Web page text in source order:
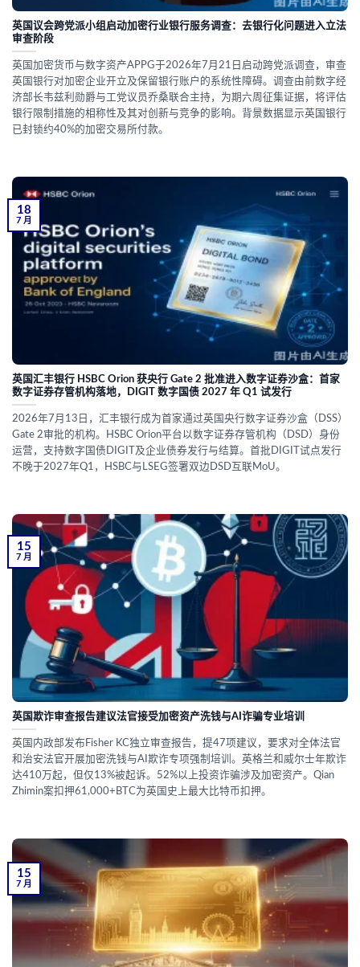
英国议会跨党派小组启动加密行业银行服务调查：去银行化问题进入立法
审查阶段
英国加密货币与数字资产APPG于2026年7月21日启动跨党派调查，审查
英国银行对加密企业开立及保留银行账户的系统性障碍。调查由前数字经
济部长韦兹利勋爵与工党议员乔桑联合主持，为期六周征集证据，将评估
银行限制措施的相称性及其对创新与竞争的影响。背景数据显示英国银行
已封锁约40%的加密交易所付款。
英国汇丰银行 HSBC Orion 获央行 Gate 2 批准进入数字证券沙盒：首家
数字证券存管机构落地，DIGIT 数字国债 2027 年 Q1 试发行
2026年7月13日，汇丰银行成为首家通过英国央行数字证券沙盒（DSS）
Gate 2审批的机构。HSBC Orion平台以数字证券存管机构（DSD）身份
运营，支持数字国债DIGIT及企业债券发行与结算。首批DIGIT试点发行
不晚于2027年Q1，HSBC与LSEG签署双边DSD互联MoU。
18
7 月
英国欺诈审查报告建议法官接受加密资产洗钱与AI诈骗专业培训
英国内政部发布Fisher KC独立审查报告，提47项建议，要求对全体法官
和治安法官开展加密洗钱与AI欺诈专项强制培训。英格兰和威尔士年欺诈
达410万起，但仅13%被起诉。52%以上投资诈骗涉及加密资产。Qian
Zhimin案扣押61,000+BTC为英国史上最大比特币扣押。
15
7 月
15
7 月